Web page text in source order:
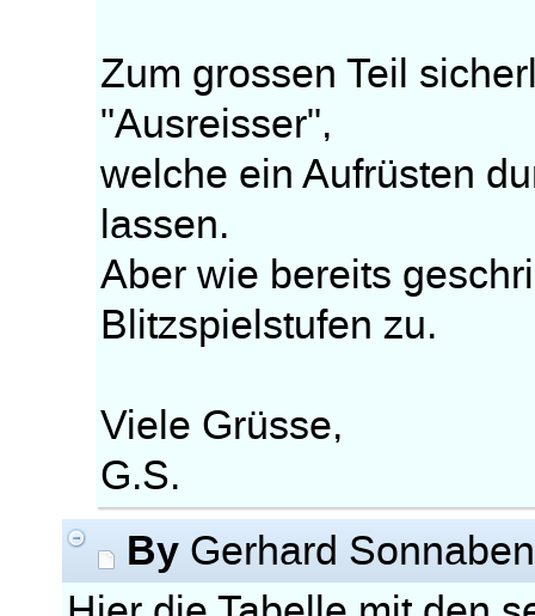
Zum grossen Teil
"Ausreisser",
welche ein Aufrüsten
lassen.
Aber wie bereits
Blitzspielstufen zu.
Viele Grüsse,
G.S.
By Gerhard